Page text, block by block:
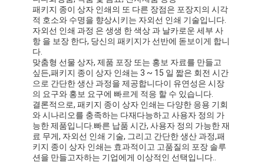
저희와 연락
뉴스
포장 상자 인쇄
화장용 패키징 박스
전자 제품 포장 상자
종이 선물 가방
패키지 종이 상자 인쇄의 또 다른 장점은 포장지의 시각
적 호소와 수명을 향상시키는 자외선 인쇄 기술입니다.
자외선 인쇄 과정 은 생생 한 색상 과 날카로운 세부 사
항 을 보장 한다, 당신의 패키지가 선반에 돋보이게 합니
다.
맞춤형 선물 상자, 제품 포장 또는 홍보 자료를 만들고
싶든,패키지 종이 상자 인쇄는 3 ~ 15 일 짧은 회전 시간
으로 간단한 생산 과정을 제공합니다이 유연성은 시장
의 요구와 홍보 요구에 빠르게 적응 할 수 있습니다.
결론적으로, 패키지 종이 상자 인쇄는 다양한 응용 기회
와 시나리오를 충족하는 다재다능하고 사용자 정의 가
능한 제품입니다.빠른 납품 시간, 사용자 정의 가능한 재
료 무게, 자외선 인쇄 기술, 그리고 간단한 생산 과정,패
키지 종이 상자 인쇄는 효과적이고 고품질의 포장 솔루
션을 만들고자하는 기업에게 이상적인 선택입니다..